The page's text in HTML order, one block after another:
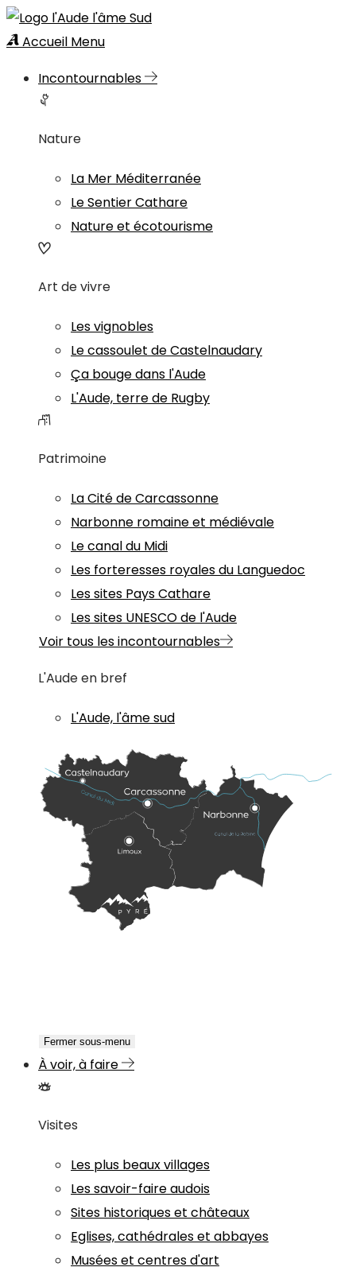
Accueil Menu
Incontournables
Nature
La Mer Méditerranée
Le Sentier Cathare
Nature et écotourisme
Art de vivre
Les vignobles
Le cassoulet de Castelnaudary
Ça bouge dans l'Aude
L'Aude, terre de Rugby
Patrimoine
La Cité de Carcassonne
Narbonne romaine et médiévale
Le canal du Midi
Les forteresses royales du Languedoc
Les sites Pays Cathare
Les sites UNESCO de l'Aude
Voir tous les incontournables
L'Aude en bref
L'Aude, l'âme sud
Fermer sous-menu
À voir, à faire
Visites
Les plus beaux villages
Les savoir-faire audois
Sites historiques et châteaux
Eglises, cathédrales et abbayes
Musées et centres d'art